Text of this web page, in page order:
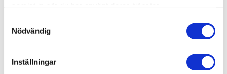
Nödvändig
Inställningar